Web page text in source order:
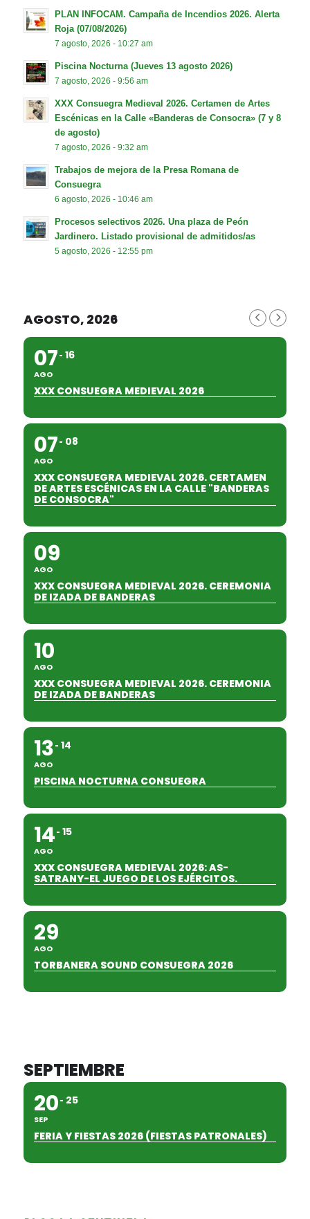
PLAN INFOCAM. Campaña de Incendios 2026. Alerta
Roja (07/08/2026)
7 agosto, 2026 - 10:27 am
Piscina Nocturna (Jueves 13 agosto 2026)
7 agosto, 2026 - 9:56 am
XXX Consuegra Medieval 2026. Certamen de Artes
Escénicas en la Calle «Banderas de Consocra» (7 y 8
de agosto)
7 agosto, 2026 - 9:32 am
Trabajos de mejora de la Presa Romana de
Consuegra
6 agosto, 2026 - 10:46 am
Procesos selectivos 2026. Una plaza de Peón
Jardinero. Listado provisional de admitidos/as
5 agosto, 2026 - 12:55 pm
AGOSTO, 2026
07
AGO
16
XXX CONSUEGRA MEDIEVAL 2026
07
AGO
08
XXX CONSUEGRA MEDIEVAL 2026. CERTAMEN
DE ARTES ESCÉNICAS EN LA CALLE "BANDERAS
DE CONSOCRA"
09
AGO
XXX CONSUEGRA MEDIEVAL 2026. CEREMONIA
DE IZADA DE BANDERAS
10
AGO
XXX CONSUEGRA MEDIEVAL 2026. CEREMONIA
DE IZADA DE BANDERAS
13
AGO
14
PISCINA NOCTURNA CONSUEGRA
14
AGO
15
XXX CONSUEGRA MEDIEVAL 2026: AS-
SATRANY-EL JUEGO DE LOS EJÉRCITOS.
29
AGO
TORBANERA SOUND CONSUEGRA 2026
SEPTIEMBRE
20
SEP
25
FERIA Y FIESTAS 2026 (FIESTAS PATRONALES)